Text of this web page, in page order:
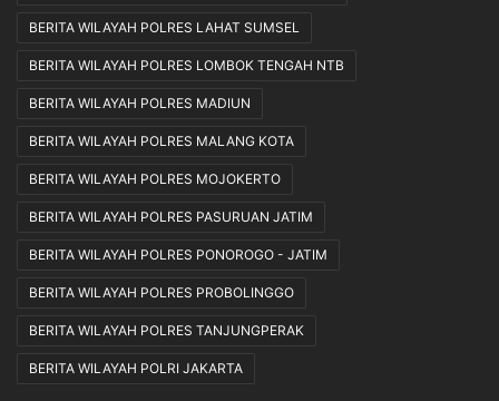
BERITA WILAYAH POLRES LAHAT SUMSEL
BERITA WILAYAH POLRES LOMBOK TENGAH NTB
BERITA WILAYAH POLRES MADIUN
BERITA WILAYAH POLRES MALANG KOTA
BERITA WILAYAH POLRES MOJOKERTO
BERITA WILAYAH POLRES PASURUAN JATIM
BERITA WILAYAH POLRES PONOROGO - JATIM
BERITA WILAYAH POLRES PROBOLINGGO
BERITA WILAYAH POLRES TANJUNGPERAK
BERITA WILAYAH POLRI JAKARTA